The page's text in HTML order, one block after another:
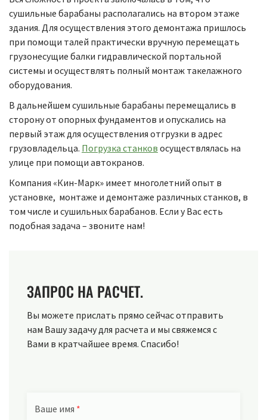
сушильные барабаны располагались на втором этаже
здания. Для осуществления этого демонтажа пришлось
при помощи талей практически вручную перемещать
грузонесущие балки гидравлической портальной
системы и осуществлять полный монтаж такелажного
оборудования.
В дальнейшем сушильные барабаны перемещались в
сторону от опорных фундаментов и опускались на
первый этаж для осуществления отгрузки в адрес
грузовладельца. Погрузка станков осуществлялась на
улице при помощи автокранов.
Компания «Кин-Марк» имеет многолетний опыт в
установке, монтаже и демонтаже различных станков, в
том числе и сушильных барабанов. Если у Вас есть
подобная задача – звоните нам!
ЗАПРОС НА РАСЧЕТ.
Вы можете прислать прямо сейчас отправить
нам Вашу задачу для расчета и мы свяжемся с
Вами в кратчайшее время. Спасибо!
Ваше имя *